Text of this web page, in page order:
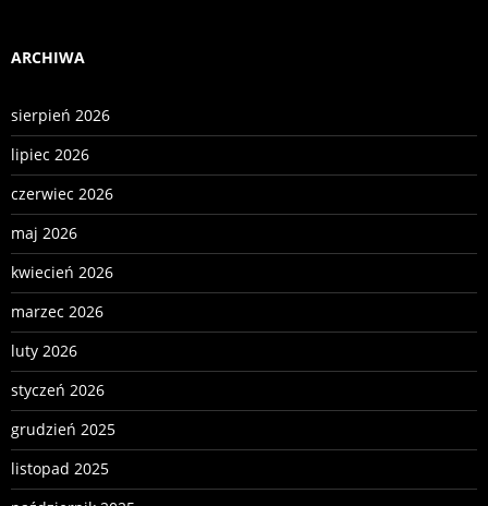
ARCHIWA
sierpień 2026
lipiec 2026
czerwiec 2026
maj 2026
kwiecień 2026
marzec 2026
luty 2026
styczeń 2026
grudzień 2025
listopad 2025